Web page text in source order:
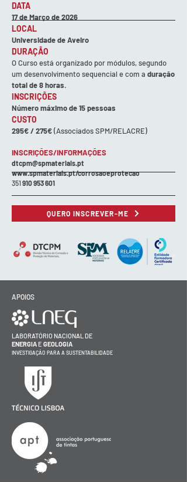
DATA
17 de Março de 2026
LOCAL
Universidade de Aveiro
DURAÇÃO
O Curso está organizado por módulos, segundo
um desenvolvimento sequencial e com a duração
total de 8 horas.
INSCRIÇÕES
Número máximo de 15 pessoas
CUSTO
295€ / 275€(Associados SPM/RELACRE)
INSCRIÇÕES/INFORMAÇÕES
dtcpm@spmateriais.pt
www.spmateriais.pt/corrosaoeprotecao
351910 953 601
QUERO INSCREVER-ME
APOIOS
LABORATÓRIO NACIONAL DE
ENERGIA E GEOLOGIA
INVESTIGAÇÃO PARA A SUSTENTABILIDADE